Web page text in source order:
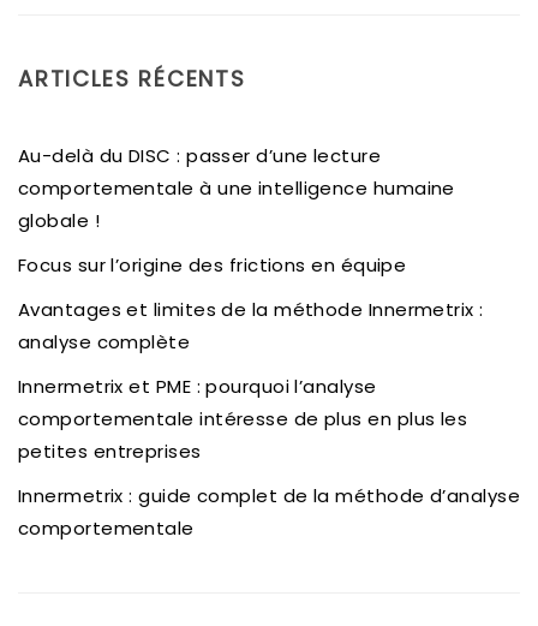
ARTICLES RÉCENTS
Au-delà du DISC : passer d’une lecture
comportementale à une intelligence humaine
globale !
Focus sur l’origine des frictions en équipe
Avantages et limites de la méthode Innermetrix :
analyse complète
Innermetrix et PME : pourquoi l’analyse
comportementale intéresse de plus en plus les
petites entreprises
Innermetrix : guide complet de la méthode d’analyse
comportementale